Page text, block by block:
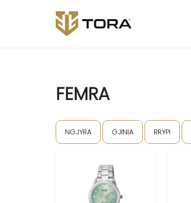
FEMRA
NGJYRA GJINIA RRYPI